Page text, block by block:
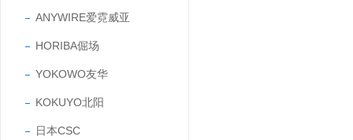
ANYWIRE爱霓威亚
HORIBA倔场
YOKOWO友华
KOKUYO北阳
日本CSC